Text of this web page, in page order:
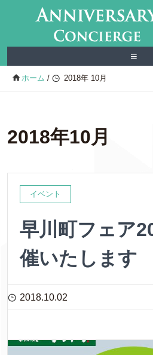
≡
ホーム / 2018年 10月
2018年10月
イベント
早川町フェア
催いたします
2018.10.02